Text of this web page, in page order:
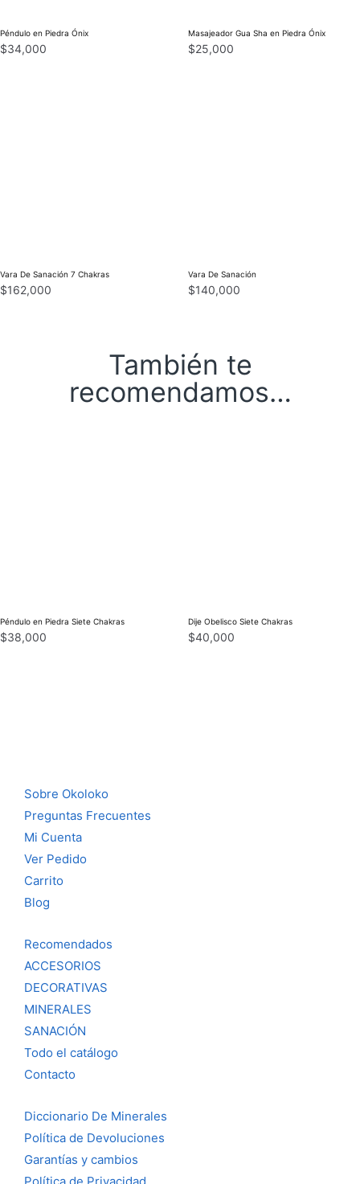
Péndulo en Piedra Ónix
$34,000
Masajeador Gua Sha en Piedra Ónix
$25,000
Vara De Sanación 7 Chakras
$162,000
Vara De Sanación
$140,000
También te
recomendamos…
Péndulo en Piedra Siete Chakras
$38,000
Dije Obelisco Siete Chakras
$40,000
Sobre Okoloko
Preguntas Frecuentes
Mi Cuenta
Ver Pedido
Carrito
Blog
Recomendados
ACCESORIOS
DECORATIVAS
MINERALES
SANACIÓN
Todo el catálogo
Contacto
Diccionario De Minerales
Política de Devoluciones
Garantías y cambios
Política de Privacidad